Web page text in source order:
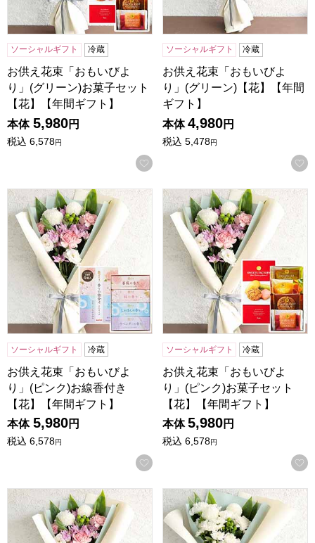
ソーシャルギフト 冷蔵
お供え花束「おもいびよ
り」(グリーン)お菓子セット
【花】【年間ギフト】
本体 5,980円
税込 6,578円
お気に入りに登録する
ソーシャルギフト 冷蔵
お供え花束「おもいびよ
り」(グリーン)【花】【年間
ギフト】
本体 4,980円
税込 5,478円
お供え花束「おもいびより」(ピンク)お線香付き【花】【年
ソーシャルギフト 冷蔵
お供え花束「おもいびよ
り」(ピンク)お線香付き
【花】【年間ギフト】
本体 5,980円
税込 6,578円
お気に入りに登録する
お供え花束「おもいびより
ソーシャルギフト 冷蔵
お供え花束「おもいびよ
り」(ピンク)お菓子セット
【花】【年間ギフト】
本体 5,980円
税込 6,578円
お供え花束「おもいびより」(ピンク)【花】【年間ギフト】
お供え花束「おもいびより」